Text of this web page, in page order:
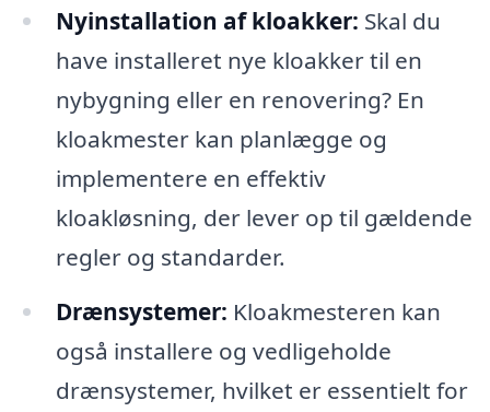
Nyinstallation af kloakker: Skal du
have installeret nye kloakker til en
nybygning eller en renovering? En
kloakmester kan planlægge og
implementere en effektiv
kloakløsning, der lever op til gældende
regler og standarder.
Drænsystemer: Kloakmesteren kan
også installere og vedligeholde
drænsystemer, hvilket er essentielt for